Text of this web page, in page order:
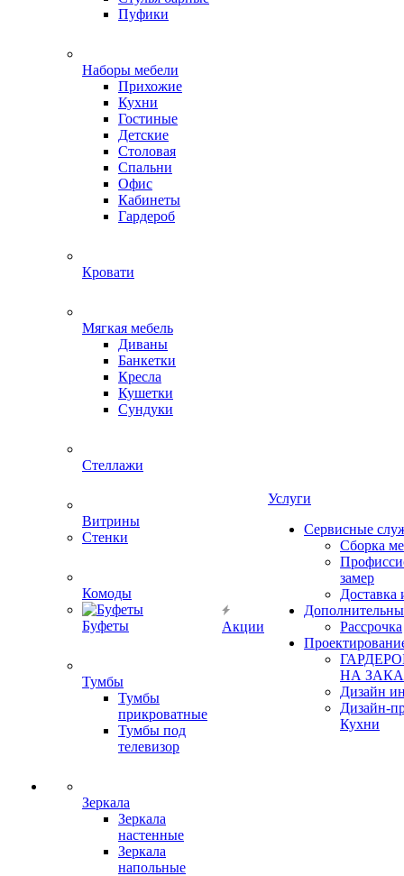
Пуфики
Наборы мебели
Прихожие
Кухни
Гостиные
Детские
Столовая
Спальни
Офис
Кабинеты
Гардероб
Кровати
Мягкая мебель
Диваны
Банкетки
Кресла
Кушетки
Сундуки
Стеллажи
Витрины
Стенки
Комоды
Буфеты
Тумбы
Тумбы
прикроватные
Тумбы под
телевизор
Зеркала
Зеркала
настенные
Зеркала
напольные
Акции
Услуги
Сервисные
Сборка
замер
Доставка
Рассрочка
НА
Дизайн
Дизайн-
Кухни